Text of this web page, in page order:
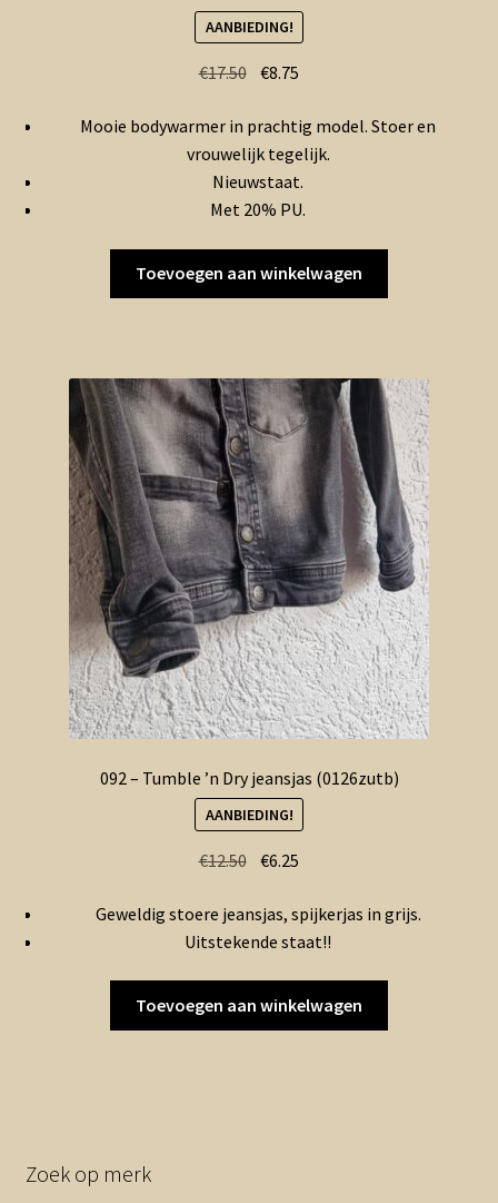
AANBIEDING!
€17.50 Oorspronkelijke
was:
€17.50.
€8.75
is:
€8.75.
Mooie bodywarmer in prachtig model. Stoer en
vrouwelijk tegelijk.
Nieuwstaat.
Met 20% PU.
Toevoegen aan winkelwagen
092 – Tumble ’n Dry jeansjas (0126zutb)
AANBIEDING!
€12.50 Oorspronkelijke
was:
€12.50.
€6.25
is:
€6.25.
Geweldig stoere jeansjas, spijkerjas in grijs.
Uitstekende staat!!
Toevoegen aan winkelwagen
Zoek op merk